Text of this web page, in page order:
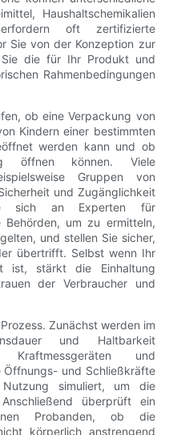
Haushaltschemikalien
oft zertifizierte
Sie von der Konzeption zur
Sie die für Ihr Produkt und
Rahmenbedingungen
ob eine Verpackung von
Kindern einer bestimmten
werden kann und ob
öffnen können. Viele
Gruppen von
und Zugänglichkeit
sich an Experten für
Behörden, um zu ermitteln,
und stellen Sie sicher,
übertrifft. Selbst wenn Ihr
ist, stärkt die Einhaltung
der Verbraucher und
Zunächst werden im
und Haltbarkeit
und
und Schließkräfte
simuliert, um die
überprüft ein
Probanden, ob die
körperlich anstrengend